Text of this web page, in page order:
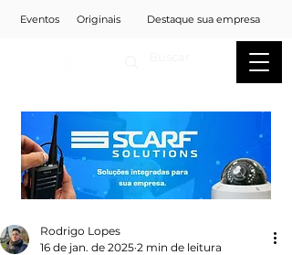
Eventos Originais Destaque sua empresa
Rodrigo Lopes
16 de jan. de 2025 2 min de leitura